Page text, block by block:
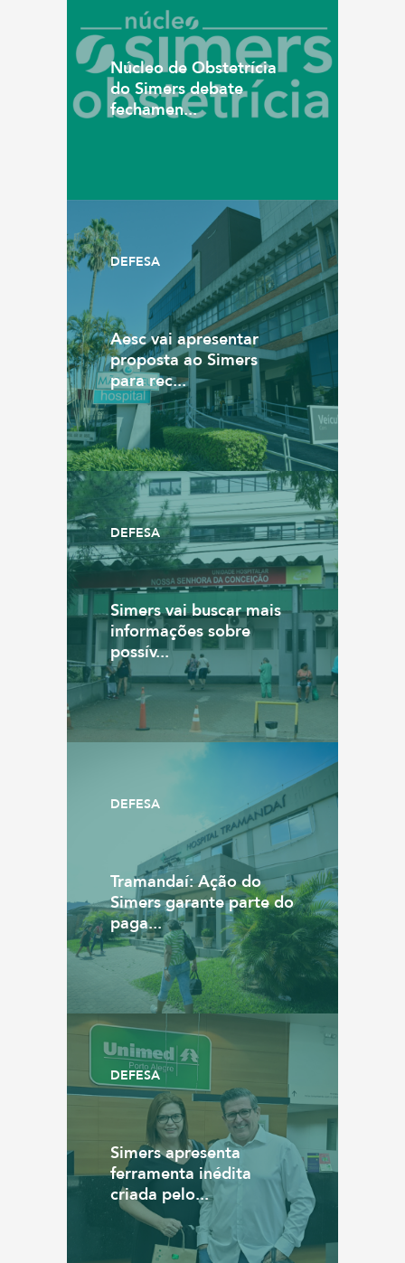
Núcleo de Obstetrícia
do Simers debate
fechamen...
DEFESA
Aesc vai apresentar
proposta ao Simers
para rec...
DEFESA
Simers vai buscar mais
informações sobre
possív...
DEFESA
Tramandaí: Ação do
Simers garante parte do
paga...
DEFESA
Simers apresenta
ferramenta inédita
criada pelo...